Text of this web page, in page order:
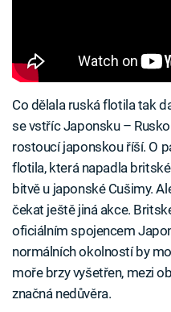
Co dělala ruská flotila tak
se vstříc Japonsku –
rostoucí japonskou říší. O
flotila, která napadla
bitvě u japonské Cušimy.
čekat ještě jiná akce.
oficiálním spojencem
normálních okolností by
moře brzy vyšetřen, mezi
značná nedůvěra.